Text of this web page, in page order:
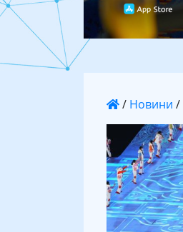
/ Новини /